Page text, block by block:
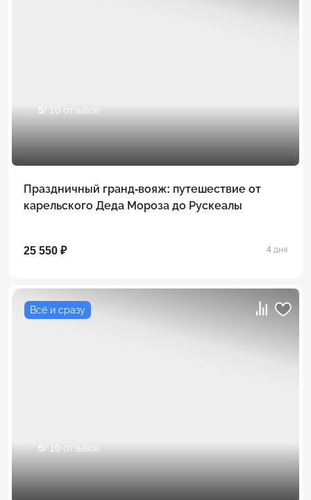
5/ 10 отзывов
Праздничный гранд-вояж: путешествие от
карельского Деда Мороза до Рускеалы
25 550 ₽ 4 дня
Всё и сразу
5/ 10 отзывов